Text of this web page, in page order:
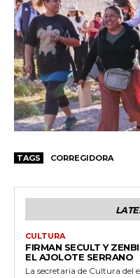
TAGS CORREGIDORA
CULTURA
FIRMAN SECULT Y
EL AJOLOTE SERRANO
La secretaria de Cultura del